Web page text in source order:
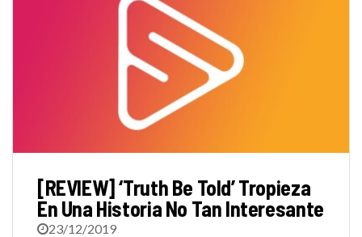
[REVIEW] ‘Truth Be Told’ Tropieza
En Una Historia No Tan Interesante
23/12/2019